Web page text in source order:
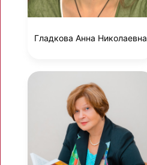
Гладкова Анна Николаевна